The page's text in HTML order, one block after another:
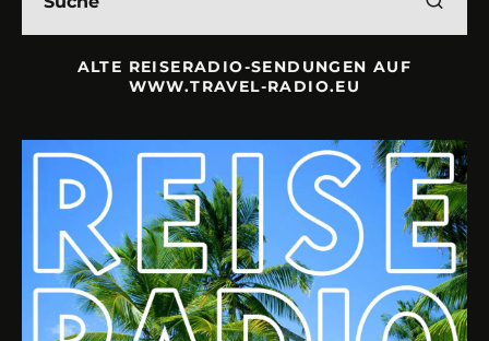
ALTE REISERADIO-SENDUNGEN AUF
WWW.TRAVEL-RADIO.EU